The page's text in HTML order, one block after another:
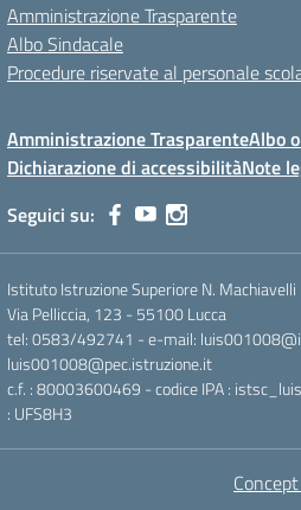
Amministrazione Trasparente
Albo Sindacale
Procedure riservate al personale
Amministrazione TrasparenteAlbo
Dichiarazione di accessibilitàNote
Seguici su:
Istituto Istruzione Superiore N. Machiavelli
Via Pelliccia, 123 - 55100 Lucca
tel: 0583/492741 - e-mail:
luis001008@pec.istruzione.it
c.f. : 80003600469 - codice IPA :
: UFS8H3